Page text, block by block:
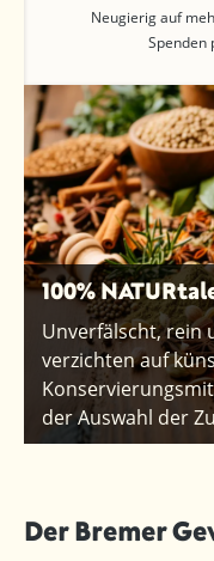
Neugierig auf
Spenden
100%
Unverfälscht, rein
verzichten auf
der Auswahl der
Der Bremer